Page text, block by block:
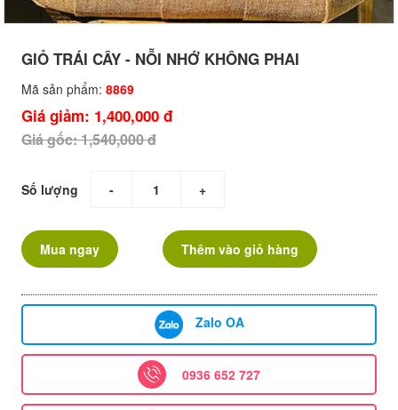
GIỎ TRÁI CÂY - NỖI NHỚ KHÔNG PHAI
Mã sản phẩm: 8869
Giá giảm: 1,400,000 đ
Giá gốc: 1,540,000 đ
Số lượng - +
Mua ngay Thêm vào giỏ hàng
Zalo OA
0936 652 727